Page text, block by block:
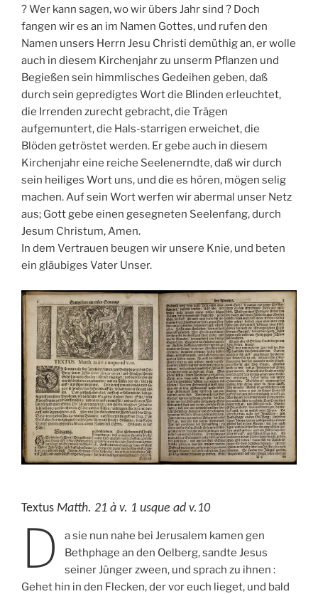
? Wer kann sagen, wo wir übers Jahr sind ? Doch
fangen wir es an im Namen Gottes, und rufen den
Namen unsers Herrn Jesu Christi demüthig an, er wolle
auch in diesem Kirchenjahr zu unserm Pflanzen und
Begießen sein himmlisches Gedeihen geben, daß
durch sein gepredigtes Wort die Blinden erleuchtet,
die Irrenden zurecht gebracht, die Trägen
aufgemuntert, die Hals-starrigen erweichet, die
Blöden getröstet werden. Er gebe auch in diesem
Kirchenjahr eine reiche Seelenerndte, daß wir durch
sein heiliges Wort uns, und die es hören, mögen selig
machen. Auf sein Wort werfen wir abermal unser Netz
aus; Gott gebe einen gesegneten Seelenfang, durch
Jesum Christum, Amen.
In dem Vertrauen beugen wir unsere Knie, und beten
ein gläubiges Vater Unser.
Textus Matth. 21 à v. 1 usque ad v.10
D
a sie nun nahe bei Jerusalem kamen gen
Bethphage an den Oelberg, sandte Jesus
seiner Jünger zween, und sprach zu ihnen :
Gehet hin in den Flecken, der vor euch lieget, und bald